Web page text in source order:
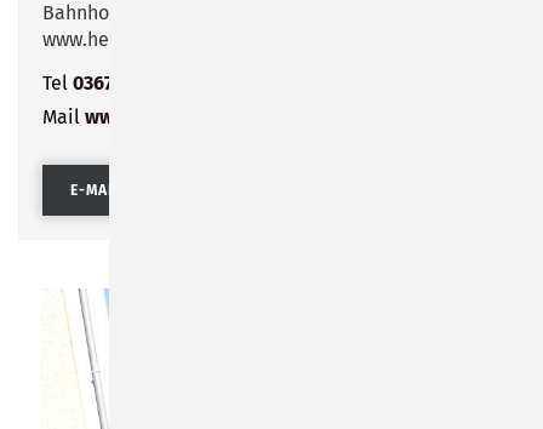
Bahnhofstraße 64
www.heublein-sonneberg.de
Tel 03675 702532
Mail www.heublein-sonneberg.de
E-MAIL SENDEN